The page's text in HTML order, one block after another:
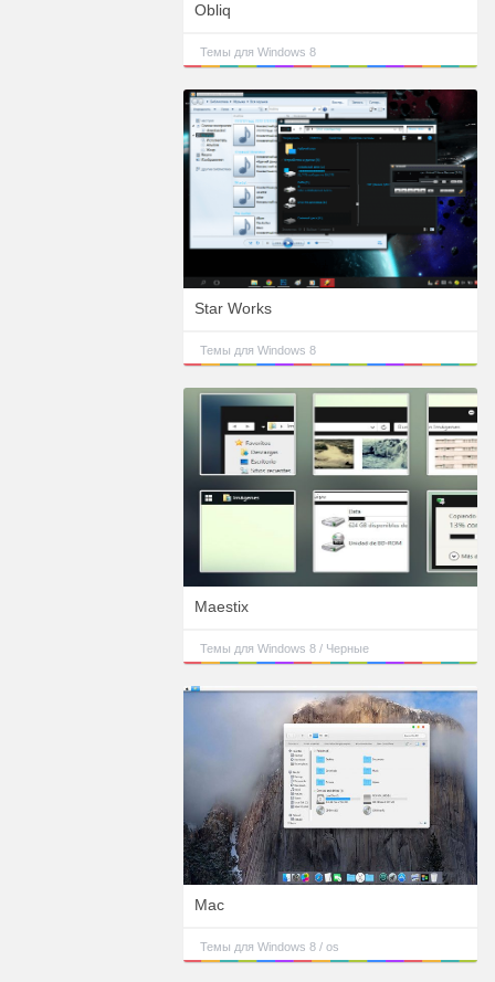
Obliq
Темы для Windows 8
Star Works
Темы для Windows 8
Maestix
Темы для Windows 8 / Черные
Mac
Темы для Windows 8 / os